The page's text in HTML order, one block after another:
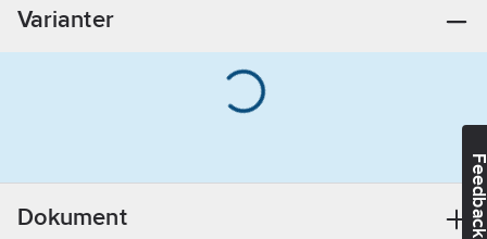
Datum:2022-
Varianter
Dokument